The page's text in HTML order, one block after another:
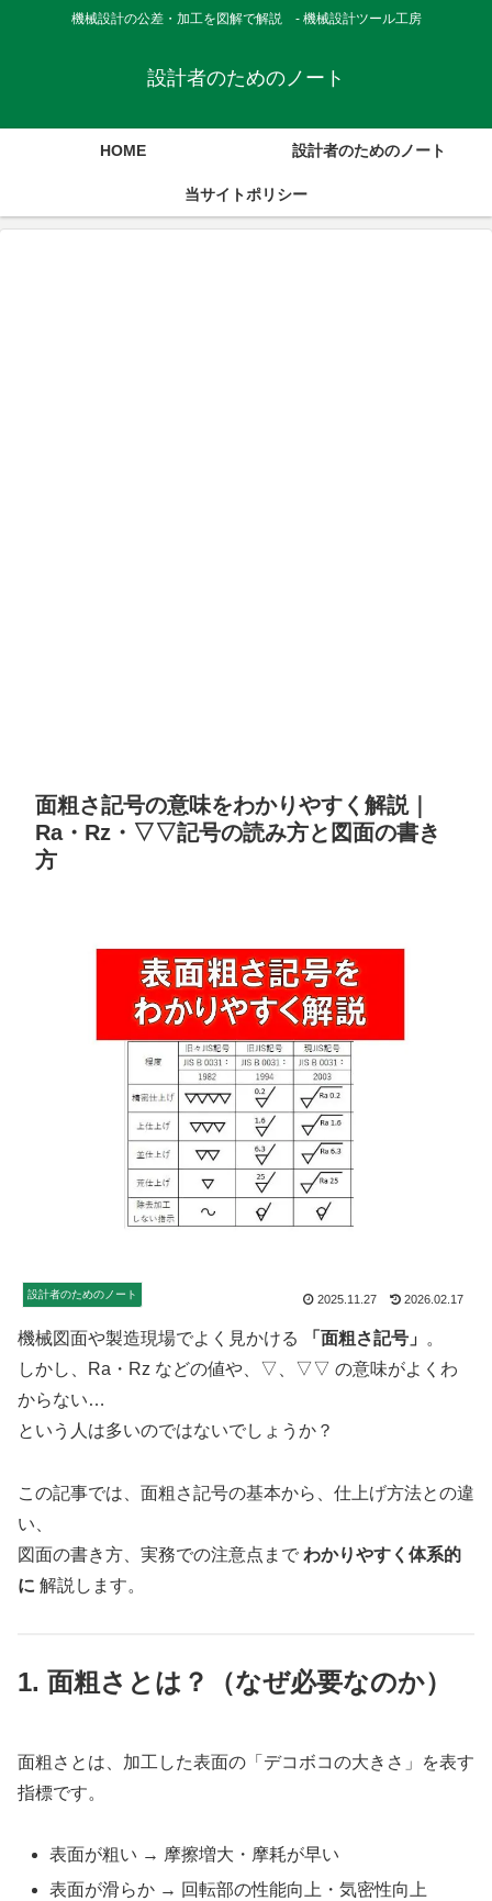
機械設計の公差・加工を図解で解説 - 機械設計ツール工房
設計者のためのノート
HOME 設計者のためのノート
当サイトポリシー
面粗さ記号の意味をわかりやすく解説｜
Ra・Rz・▽▽記号の読み方と図面の書き
方
設計者のためのノート 2025.11.27 2026.02.17
機械図面や製造現場でよく見かける 「面粗さ記号」
。
しかし、Ra・Rz などの値や、▽、▽▽ の意味がよくわ
からない…
という人は多いのではないでしょうか？
この記事では、面粗さ記号の基本から、仕上げ方法との違
い、
図面の書き方、実務での注意点まで わかりやすく体系的
に 解説します。
1. 面粗さとは？（なぜ必要なのか）
面粗さとは、加工した表面の「デコボコの大きさ」を表す
指標です。
表面が粗い → 摩擦増大・摩耗が早い
表面が滑らか → 回転部の性能向上・気密性向上